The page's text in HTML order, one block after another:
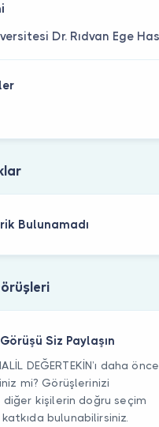
Dr. Rıdvan Ege
Bulunamadı
Siz Paylaşın
DEĞERTEKİN’ı daha önce
mi? Görüşlerinizi
kişilerin doğru seçim
bulunabilirsiniz.